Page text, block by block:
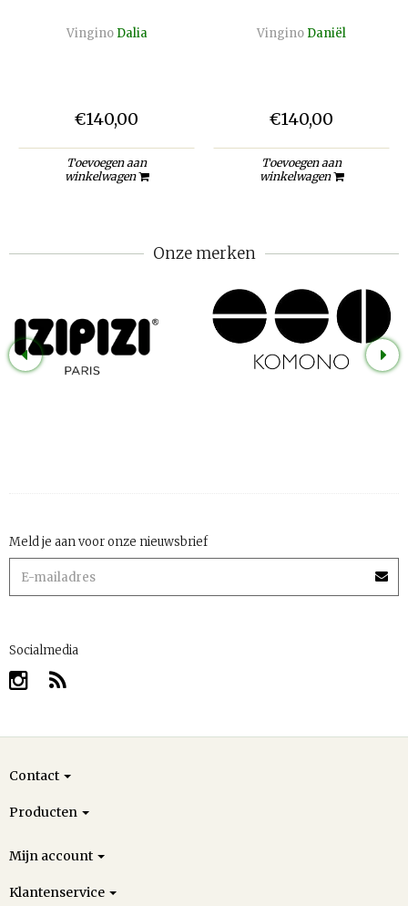
Vingino Dalia
€140,00
Toevoegen aan
winkelwagen
Vingino Daniël
€140,00
Toevoegen aan
winkelwagen
Onze merken
Meld je aan voor onze nieuwsbrief
Socialmedia
Contact
Producten
Mijn account
Klantenservice